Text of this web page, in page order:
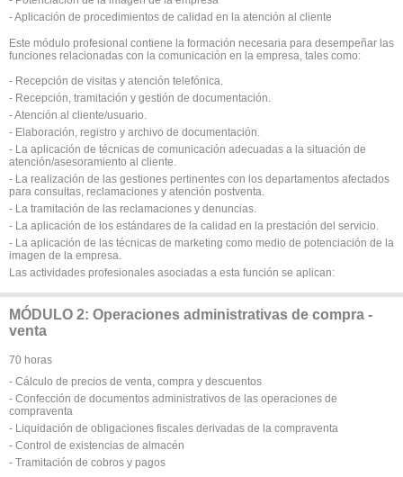
- Aplicación de procedimientos de calidad en la atención al cliente
Este módulo profesional contiene la formación necesaria para desempeñar las
funciones relacionadas con la comunicación en la empresa, tales como:
- Recepción de visitas y atención telefónica.
- Recepción, tramitación y gestión de documentación.
- Atención al cliente/usuario.
- Elaboración, registro y archivo de documentación.
- La aplicación de técnicas de comunicación adecuadas a la situación de
atención/asesoramiento al cliente.
- La realización de las gestiones pertinentes con los departamentos afectados
para consultas, reclamaciones y atención postventa.
- La tramitación de las reclamaciones y denuncias.
- La aplicación de los estándares de la calidad en la prestación del servicio.
- La aplicación de las técnicas de marketing como medio de potenciación de la
imagen de la empresa.
Las actividades profesionales asociadas a esta función se aplican:
MÓDULO 2: Operaciones administrativas de compra -
venta
70 horas
- Cálculo de precios de venta, compra y descuentos
- Confección de documentos administrativos de las operaciones de
compraventa
- Liquidación de obligaciones fiscales derivadas de la compraventa
- Control de existencias de almacén
- Tramitación de cobros y pagos